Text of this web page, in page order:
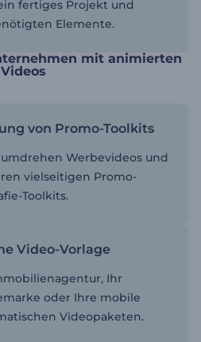
fertiges Projekt und
Elemente.
mit animierten
Videos
von Promo-Toolkits
Werbevideos und
vielseitigen Promo-
Toolkits.
Video-Vorlage
Ihr
oder Ihre mobile
Videopaketen.